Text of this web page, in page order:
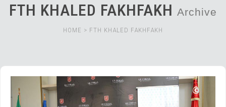
FTH KHALED FAKHFAKH Archive
HOME > FTH KHALED FAKHFAKH